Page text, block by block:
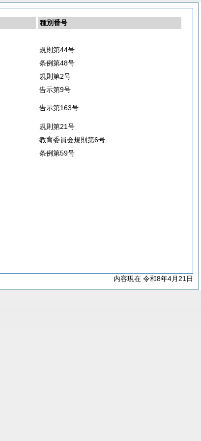
種別番号
規則第44号
条例第48号
規則第2号
告示第9号
告示第163号
規則第21号
教育委員会規則第6号
条例第59号
内容現在 令和8年4月21日